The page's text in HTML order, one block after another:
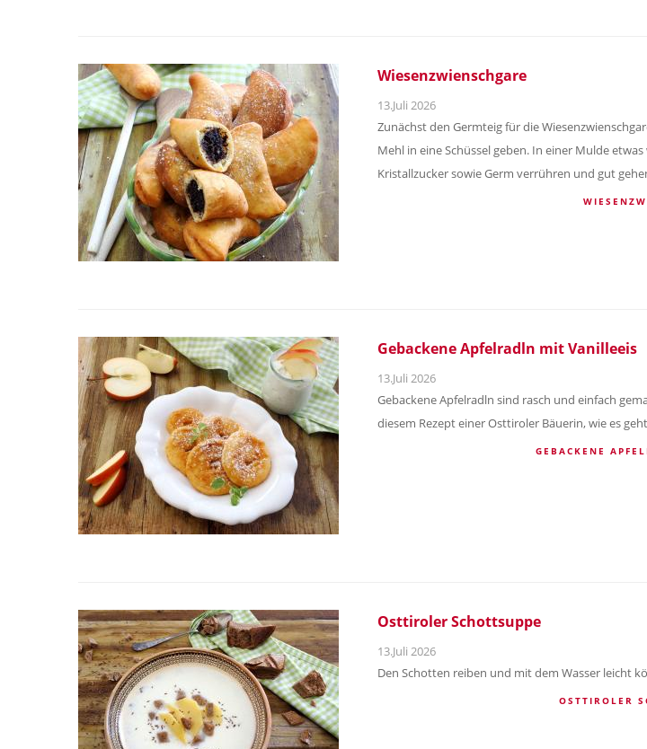
Wiesenzwienschgare
13.Juli 2026
Zunächst den Germteig für die
Mehl in eine Schüssel geben. In einer Mulde
Kristallzucker sowie Germ verrühren und gut
Gebackene Apfelradln mit Vanilleeis
13.Juli 2026
Gebackene Apfelradln sind rasch und einfach
diesem Rezept einer Osttiroler Bäuerin, wie es
GEBACKENE
Osttiroler Schottsuppe
13.Juli 2026
Den Schotten reiben und mit dem Wasser leicht
OSTTIROLER